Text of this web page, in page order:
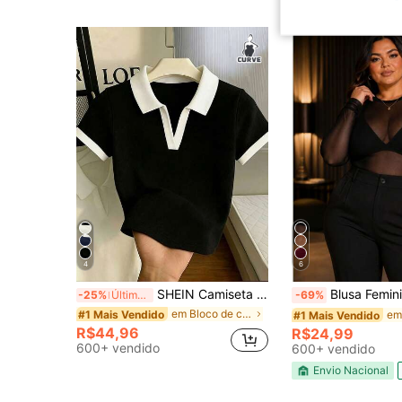
4
-25% Últimos 3 dias SHEIN Camiseta Casual de Manga Curta com Gola Bicolor para Mulheres Plus Size
#1 Mais Vendido em Bloco de cores T-shirts Tamanhos Grandes
R$44,96
600+ vendido
6
-69% Blusa Feminina Tule Plus Size Blusinha Transparente Confortável e Elegante
#1 Mais Vendido
R$24,99
600+ vendido
Envio Nacional